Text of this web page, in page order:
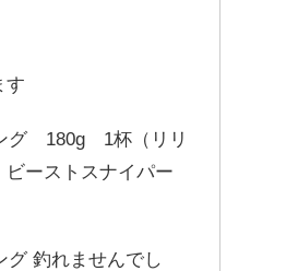
す
グ 180g 1杯（リリ
ーストスナイパー
釣れませんでし